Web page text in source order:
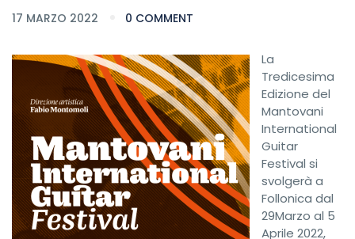
17 MARZO 2022 0 COMMENT
La
Tredicesima
Edizione del
Mantovani
International
Guitar
Festival si
svolgerà a
Follonica dal
29Marzo al 5
Aprile 2022,